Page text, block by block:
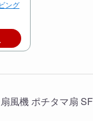
ング
風機 ポチタマ扇